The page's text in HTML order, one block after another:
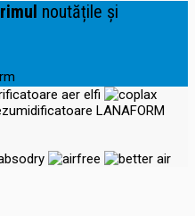
noutățile și